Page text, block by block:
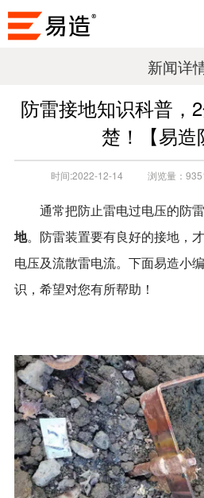
新闻详
防雷接地知识科普，
楚！【易造
时间:2022-12-14 浏览量：
通常把防止雷电过电压的防
地。防雷装置要有良好的接地，
电压及流散雷电流。下面易造小
识，希望对您有所帮助！